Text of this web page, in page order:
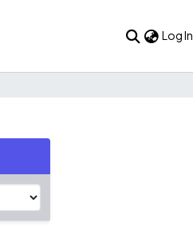
Log In